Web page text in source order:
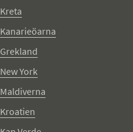
Kreta
Kanarieöarna
Grekland
New York
Maldiverna
Kroatien